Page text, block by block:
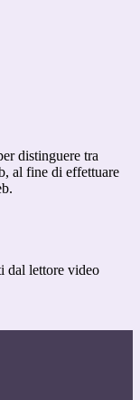
distinguere tra
al fine di effettuare
dal lettore video